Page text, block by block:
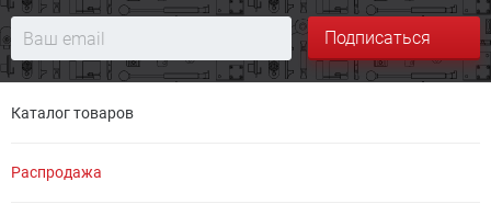
Подписаться
Каталог товаров
Распродажа